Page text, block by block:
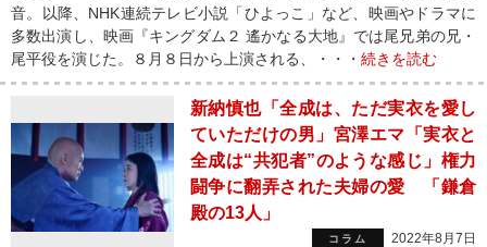
音。以降、NHK連続テレビ小説「ひよっこ」など、映画やドラマに
多数出演し、映画『キングダム２ 遙かなる大地』では尾兄弟の兄・
尾平役を演じた。８月８日から上演される、・・・ 続きを読む
新納慎也「全成は、ただ実衣を愛し
ていただけの男」宮澤エマ「実衣と
全成は“共犯者”のような感じ」権力
闘争に翻弄された夫婦の愛 「鎌倉
殿の13人」
コラム 2022年8月7日